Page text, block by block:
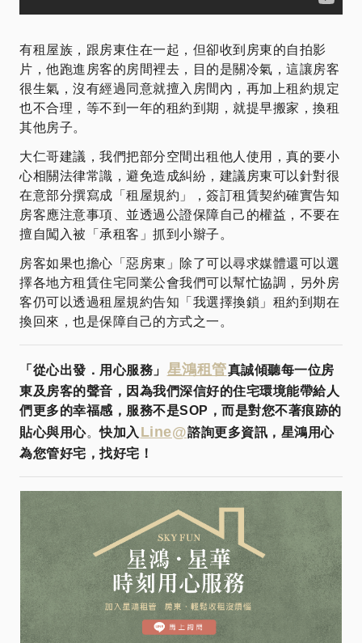
有租屋族，跟房東住在一起，但卻收到房東的自拍影
片，他跑進房客的房間裡去，目的是關冷氣，這讓房客
很生氣，沒有經過同意就擅入房間內，再加上租約規定
也不合理，等不到一年的租約到期，就提早搬家，換租
其他房子。
大仁哥建議，我們把部分空間出租他人使用，真的要小
心相關法律常識，避免造成糾紛，建議房東可以針對很
在意部分撰寫成「租屋規約」，簽訂租賃契約確實告知
房客應注意事項、並透過公證保障自己的權益，不要在
擅自闖入被「承租客」抓到小辮子。
房客如果也擔心「惡房東」除了可以尋求媒體還可以選
擇各地方租賃住宅同業公會我們可以幫忙協調，另外房
客仍可以透過租屋規約告知「我選擇換鎖」租約到期在
換回來，也是保障自己的方式之一。
「從心出發．用心服務」 星鴻租管真誠傾聽每一位房
東及房客的聲音，因為我們深信好的住宅環境能帶給人
們更多的幸福感，服務不是SOP，而是對您不著痕跡的
貼心與用心。快加入 Line@諮詢更多資訊，星鴻用心
為您管好宅，找好宅！